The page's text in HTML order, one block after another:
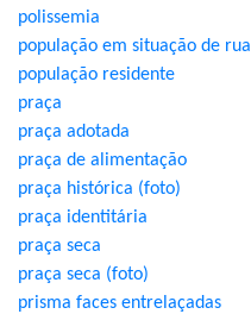
polissemia
população em situação de rua
população residente
praça
praça adotada
praça de alimentação
praça histórica (foto)
praça identitária
praça seca
praça seca (foto)
prisma faces entrelaçadas